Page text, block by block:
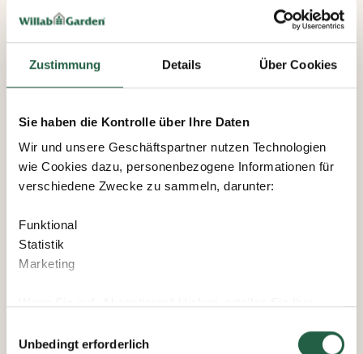
Zustimmung Details Über Cookies
Sie haben die Kontrolle über Ihre Daten
Wir und unsere Geschäftspartner nutzen Technologien
wie Cookies dazu, personenbezogene Informationen für
verschiedene Zwecke zu sammeln, darunter:
Funktional
Statistik
Marketing
entscheiden, welchen Zwecken Sie zustimmen, indem
Unbedingt erforderlich
Mini-Gewächshaus mit 30 Töpfen
ab
7 €